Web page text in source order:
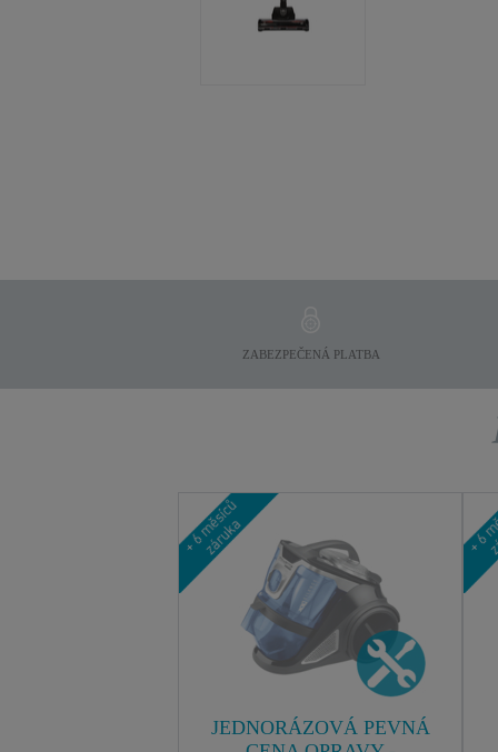
ZABEZPEČENÁ PLATBA
JEDNORÁZOVÁ PEVNÁ